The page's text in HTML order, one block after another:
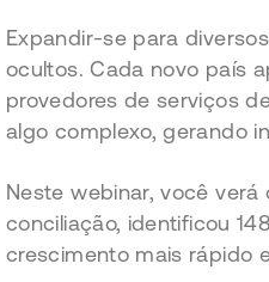
Expandir-se para
ocultos. Cada novo país
provedores de serviços
algo complexo, gerando
Neste webinar, você
conciliação, identificou
crescimento mais rápido